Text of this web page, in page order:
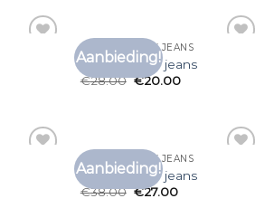
Aanbieding!
T SHIRT TOMMY JEANS
t shirt tommy jeans
€28.00 €20.00
Aanbieding!
T SHIRT TOMMY JEANS
t shirt tommy jeans
€38.00 €27.00